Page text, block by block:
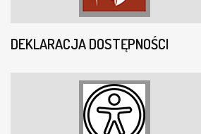
DEKLARACJA DOSTĘPNOŚCI